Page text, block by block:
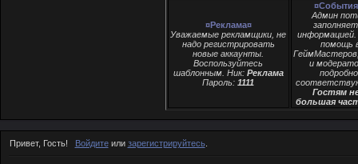
¤Реклама¤
Уважаемые рекламщики, не
надо регистрировать
новые аккаунты.
Воспользуйтесь
шаблонным. Ник: Реклама
Пароль: 1111
Админ
помощь
и
Гостям
большая
Привет, Гость! Войдитеили зарегистрируйтесь.